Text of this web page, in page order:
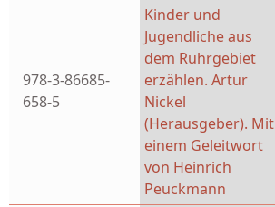
978-3-86685-
658-5
Kinder und
Jugendliche aus
dem Ruhrgebiet
erzählen. Artur
Nickel
(Herausgeber). Mit
einem Geleitwort
von Heinrich
Peuckmann